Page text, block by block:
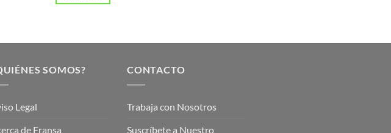
SOMOS?
Legal
de Fransa
CONTACTO
Trabaja con Nosotros
Suscríbete a Nuestro